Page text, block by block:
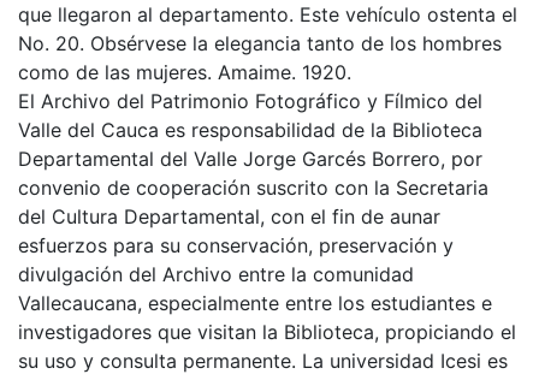
que llegaron al departamento. Este vehículo ostenta el
No. 20. Obsérvese la elegancia tanto de los hombres
como de las mujeres. Amaime. 1920.
El Archivo del Patrimonio Fotográfico y Fílmico del
Valle del Cauca es responsabilidad de la Biblioteca
Departamental del Valle Jorge Garcés Borrero, por
convenio de cooperación suscrito con la Secretaria
del Cultura Departamental, con el fin de aunar
esfuerzos para su conservación, preservación y
divulgación del Archivo entre la comunidad
Vallecaucana, especialmente entre los estudiantes e
investigadores que visitan la Biblioteca, propiciando el
su uso y consulta permanente. La universidad Icesi es